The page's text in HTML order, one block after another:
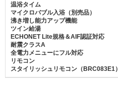
温浴タイム
マイクロバブル入浴（別売品）
沸き増し能力アップ機能
ツイン給湯
ECHONET Lite規格＆AIF認証対応
耐震クラスA
全電力メニューにフル対応
リモコン
スタイリッシュリモコン（BRC083E1）